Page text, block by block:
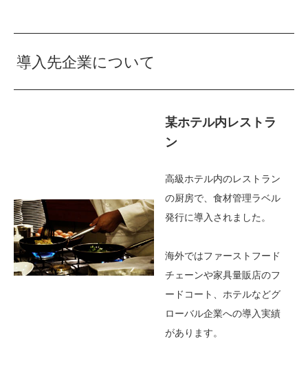
導入先企業について
某ホテル内レストラ
ン
高級ホテル内のレストラン
の厨房で、食材管理ラベル
発行に導入されました。
海外ではファーストフード
チェーンや家具量販店のフ
ードコート、ホテルなどグ
ローバル企業への導入実績
があります。